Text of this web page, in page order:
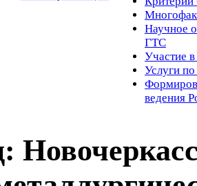
Научное
ГТС
Участие
Услуги
ведения